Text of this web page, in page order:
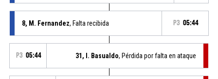
8, M. Fernandez, Falta recibida P3 05:44
P3 05:44 31, I. Basualdo, Pérdida por falta en ataque